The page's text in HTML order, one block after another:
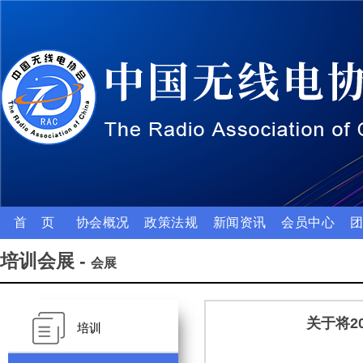
首 页 协会概况 政策法规 新闻资讯 会员中心
培训会展 - 会展
培训 关于将